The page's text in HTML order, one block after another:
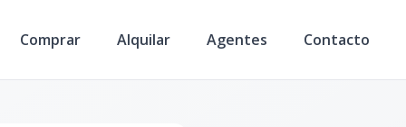
Comprar Alquilar Agentes Contacto